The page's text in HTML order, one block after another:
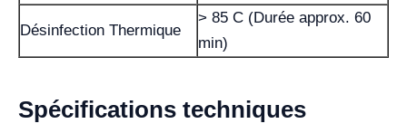
Désinfection Thermique
> 85 C (Durée approx. 60
min)
Spécifications techniques